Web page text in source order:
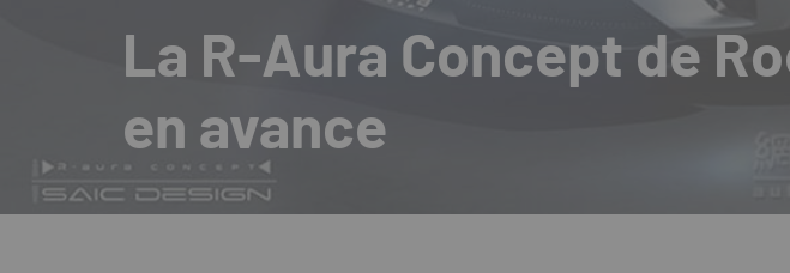
La R-Aura Concept de
en avance